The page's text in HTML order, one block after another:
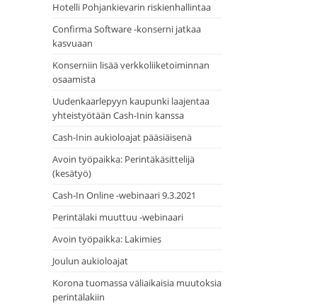
Hotelli Pohjankievarin riskienhallintaa
Confirma Software -konserni jatkaa
kasvuaan
Konserniin lisää verkkoliiketoiminnan
osaamista
Uudenkaarlepyyn kaupunki laajentaa
yhteistyötään Cash-Inin kanssa
Cash-Inin aukioloajat pääsiäisenä
Avoin työpaikka: Perintäkäsittelijä
(kesätyö)
Cash-In Online -webinaari 9.3.2021
Perintälaki muuttuu -webinaari
Avoin työpaikka: Lakimies
Joulun aukioloajat
Korona tuomassa väliaikaisia muutoksia
perintälakiin